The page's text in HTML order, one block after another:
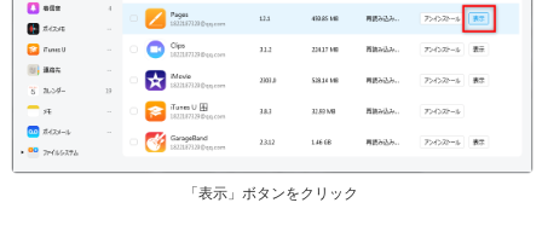
「表示」ボタンをクリック